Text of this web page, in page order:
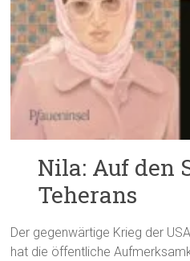
Nila: Auf den
Teherans
Der gegenwärtige Krieg der
hat die öffentliche